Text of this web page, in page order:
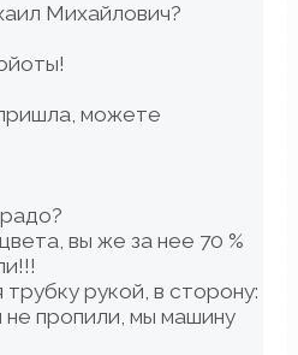
Михайлович?
можете
вы же за нее 70 %
рукой, в сторону:
пропили, мы машину